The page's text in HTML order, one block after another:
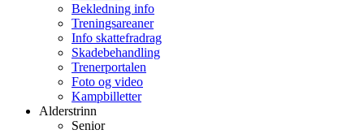
Bekledning info
Treningsareaner
Info skattefradrag
Skadebehandling
Trenerportalen
Foto og video
Kampbilletter
Alderstrinn
Senior